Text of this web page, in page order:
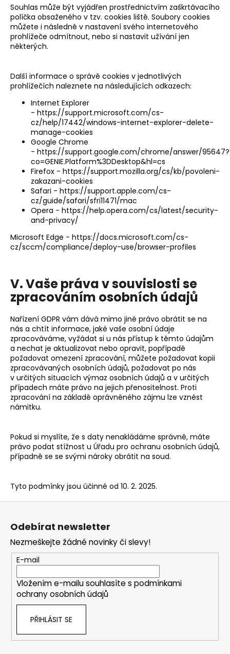
Souhlas může být vyjádřen prostřednictvím zaškrtávacího
políčka obsaženého v tzv. cookies liště. Soubory cookies
můžete i následně v nastavení svého internetového
prohlížeče odmítnout, nebo si nastavit užívání jen
některých.
Další informace o správě cookies v jednotlivých
prohlížečích naleznete na následujících odkazech:
Internet Explorer
- https://support.microsoft.com/cs-
cz/help/17442/windows-internet-explorer-delete-
manage-cookies
Google Chrome
- https://support.google.com/chrome/answer/95647?
co=GENIE.Platform%3DDesktop&hl=cs
Firefox - https://support.mozilla.org/cs/kb/povoleni-
zakazani-cookies
Safari - https://support.apple.com/cs-
cz/guide/safari/sfri11471/mac
Opera - https://help.opera.com/cs/latest/security-
and-privacy/
Microsoft Edge - https://docs.microsoft.com/cs-
cz/sccm/compliance/deploy-use/browser-profiles
V. Vaše práva v souvislosti se
zpracováním osobních údajů
Nařízení GDPR vám dává mimo jiné právo obrátit se na
nás a chtít informace, jaké vaše osobní údaje
zpracováváme, vyžádat si u nás přístup k těmto údajům
a nechat je aktualizovat nebo opravit, popřípadě
požadovat omezení zpracování, můžete požadovat kopii
zpracovávaných osobních údajů, požadovat po nás
v určitých situacích výmaz osobních údajů a v určitých
případech máte právo na jejich přenositelnost. Proti
zpracování na základě oprávněného zájmu lze vznést
námitku.
Pokud si myslíte, že s daty nenakládáme správně, máte
právo podat stížnost u Úřadu pro ochranu osobních údajů,
případně se se svými nároky obrátit na soud.
Tyto podmínky jsou účinné od 10. 2. 2025.
Z
Odebírat newsletter
Nezmeškejte žádné novinky či slevy!
E-mail
Vložením e-mailu souhlasíte s podmínkami
ochrany osobních údajů
PŘIHLÁSIT SE